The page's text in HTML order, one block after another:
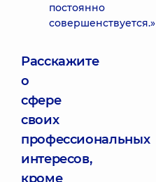
постоянно
совершенствуется.»
Расскажите
о
сфере
своих
профессиональных
интересов,
кроме